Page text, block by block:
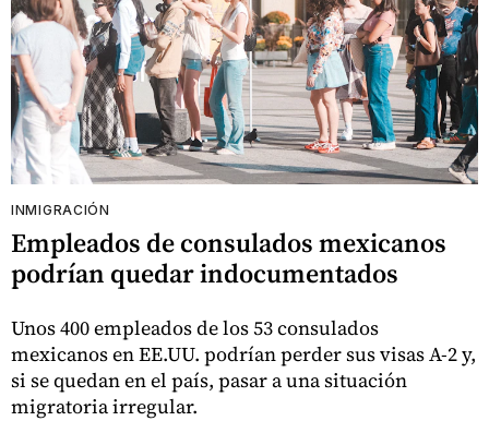
INMIGRACIÓN
Empleados de consulados mexicanos
podrían quedar indocumentados
Unos 400 empleados de los 53 consulados
mexicanos en EE.UU. podrían perder sus visas A-2 y,
si se quedan en el país, pasar a una situación
migratoria irregular.